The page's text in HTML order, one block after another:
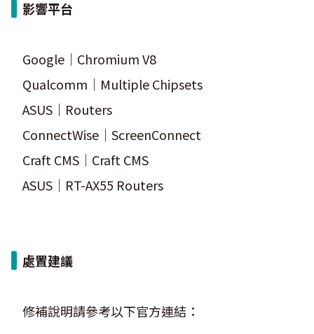
影響平台
Google｜Chromium V8
Qualcomm｜Multiple Chipsets
ASUS｜Routers
ConnectWise｜ScreenConnect
Craft CMS｜Craft CMS
ASUS｜RT-AX55 Routers
處置建議
修補說明請參考以下官方連結：